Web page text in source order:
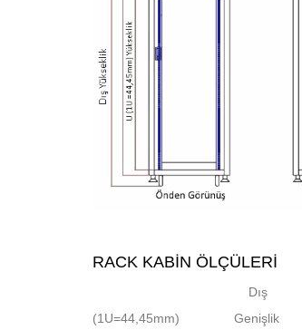
RACK KABIN ÖLÇÜLERI
Dış
(1U=44,45mm)
Genişlik